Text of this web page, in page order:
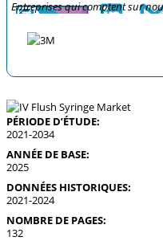
Entreprises qui comptent sur
PÉRIODE D’ÉTUDE:
2021-2034
ANNÉE DE BASE:
2025
DONNÉES HISTORIQUES:
2021-2024
NOMBRE DE PAGES:
132